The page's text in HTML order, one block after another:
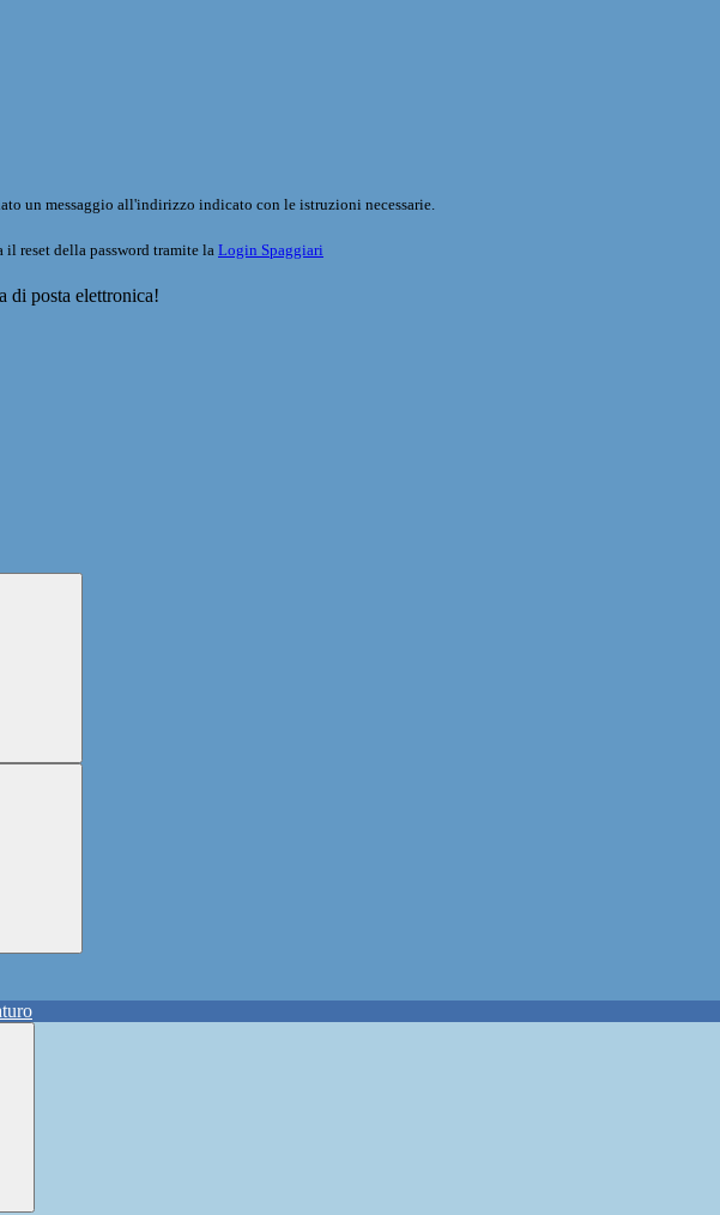
un messaggio all'indirizzo indicato con le istruzioni necessarie.
il reset della password tramite la Login Spaggiari
di posta elettronica!